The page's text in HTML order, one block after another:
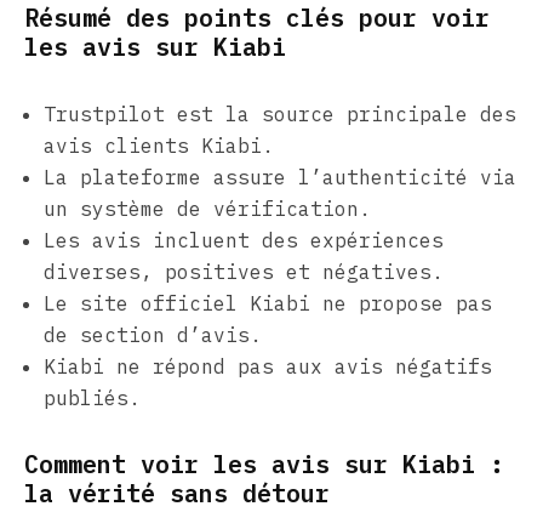
Résumé des points clés pour voir
les avis sur Kiabi
Trustpilot est la source principale des
avis clients Kiabi.
La plateforme assure l’authenticité via
un système de vérification.
Les avis incluent des expériences
diverses, positives et négatives.
Le site officiel Kiabi ne propose pas
de section d’avis.
Kiabi ne répond pas aux avis négatifs
publiés.
Comment voir les avis sur Kiabi :
la vérité sans détour